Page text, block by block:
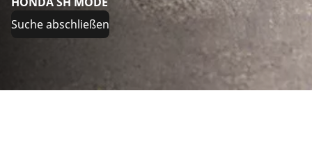
Suche abschließen